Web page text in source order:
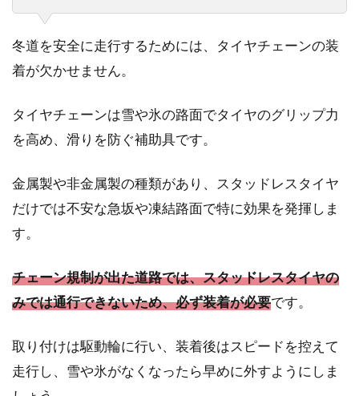
冬道を安全に走行するためには、タイヤチェーンの装
着が欠かせません。
タイヤチェーンは雪や氷の路面でタイヤのグリップ力
を高め、滑りを防ぐ補助具です。
金属製や非金属製の種類があり、スタッドレスタイヤ
だけでは不安な急坂や凍結路面で特に効果を発揮しま
す。
チェーン規制が出た道路では、スタッドレスタイヤの
みでは通行できないため、必ず装着が必要です。
取り付けは駆動輪に行い、装着後はスピードを控えて
走行し、雪や氷がなくなったら早めに外すようにしま